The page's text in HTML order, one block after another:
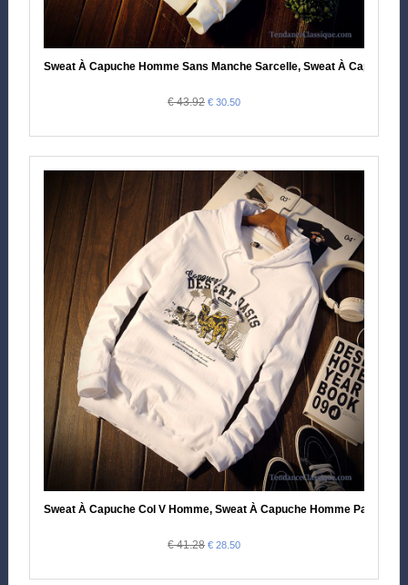
Sweat À Capuche Homme Sans Manche Sarcelle, Sweat À Capuche
€ 43.92 € 30.50
Sweat À Capuche Col V Homme, Sweat À Capuche Homme Pas Cher
€ 41.28 € 28.50